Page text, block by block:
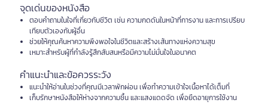
จุดเด่นของหนังสือ
ตอบคำถามในใจที่เกี่ยวกับชีวิต เช่น ความกดดันในหน้าที่การงาน และการเปรียบ
เทียบตัวเองกับผู้อื่น
ช่วยให้คุณค้นหาความพึงพอใจในชีวิตและสร้างเส้นทางแห่งความสุข
เหมาะสำหรับผู้ที่กำลังรู้สึกสับสนหรือมีความไม่มั่นใจในอนาคต
คำแนะนำและข้อควรระวัง
แนะนำให้อ่านในช่วงที่คุณมีเวลาพักผ่อน เพื่อทำความเข้าใจเนื้อหาได้เต็มที่
เก็บรักษาหนังสือให้ห่างจากความชื้น และแสงแดดจัด เพื่อยืดอายุการใช้งาน